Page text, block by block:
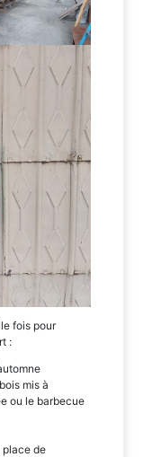
fois pour
:
mis à
ou le barbecue
place de